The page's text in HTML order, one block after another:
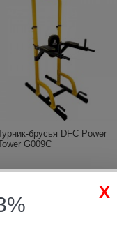
брусья DFC Power
G009C